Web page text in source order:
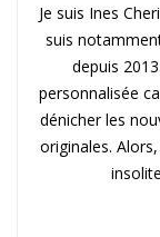
Je suis Ines
suis
depuis
personnalisée
dénicher les
originales.